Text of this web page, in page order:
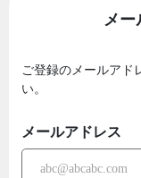
メー
ご登録のメールアド
い。
メールアドレス